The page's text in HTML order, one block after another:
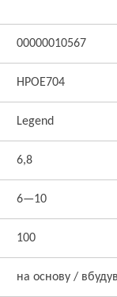
00000010567
HPOE704
Legend
6,8
6—10
100
на основу /